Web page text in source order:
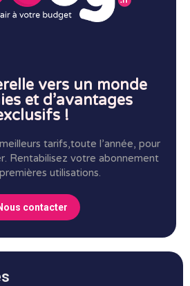
vers un monde
et d’avantages
!
tarifs,toute l’année, pour
Rentabilisez votre abonnement
utilisations.
contacter